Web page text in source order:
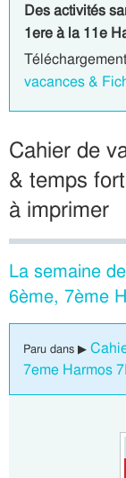
Des activités
1ere à la 11e
vacances &
Cahier de
& temps
à imprimer
La semaine
6ème, 7ème
Paru dans ▶
7eme Harmos